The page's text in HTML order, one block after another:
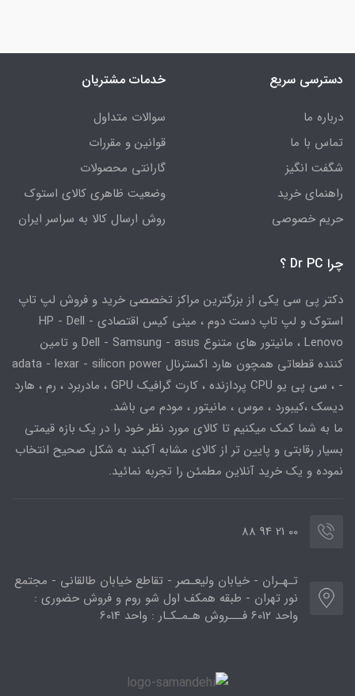
دسترسی سریع
درباره ما
تماس با ما
شگفت انگیز
راهنمای خرید
حریم خصوصی
خدمات مشتریان
سوالات متداول
قوانین و مقررات
گارانتی محصولات
وضعیت ظاهری کالای استوک
روش ارسال کالا به سراسر ایران
چرا Dr PC ؟
دکتر پی سی یکی از بزرگترین مراکز تخصصی خرید و فروش لپ تاپ
استوک و لپ تاپ دست دوم ، مینی کیس اقتصادی HP - Dell -
Lenovo ، مانیتور های متنوع Dell - Samsung - asus و تامین
کننده قطعاتی همچون هارد اکسترنال adata - lexar - silicon power
- ، سی پی یو CPU پردازنده ، کارت گرافیک GPU ، مادربرد ، رم ، هارد
دیسک ،کیبورد ، موس ، مانیتور ، مودم می باشد.
ما به شما کمک میکنیم تا کالای مورد نظر خود را در یک بازه قیمتی
بسیار رقابتی و پایین تر از کالای مشابه آکبند به شکل صحیح انتخاب
نموده و یک خرید آنلاین مطمئن را تجربه نمائید.
00 21 94 88
تـهـران - خیابان ولیعـصر - تقاطع خیابان طالقانی - مجتمع
نور تهران - طبقه همکف اول شو روم و فروش حضوری :
واحد 6012 فـــروش هـمـکـار : واحد 6014